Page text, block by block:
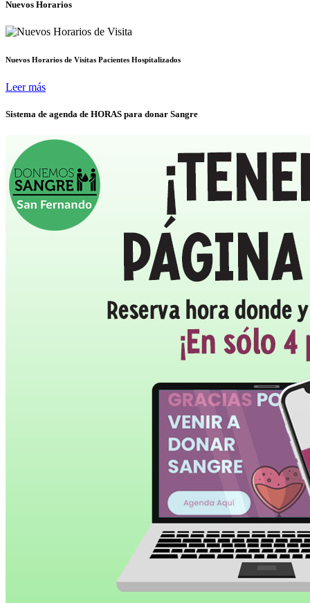
Nuevos Horarios
Nuevos Horarios de Visitas Pacientes Hospitalizados
Leer más
Sistema de agenda de HORAS para donar Sangre